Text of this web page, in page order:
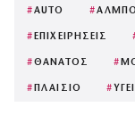
#AUTO #
# ΕΠΙΧΕΙΡΗΣΕΙΣ
#ΘΑΝΑΤΟΣ #
# ΠΛΑΙΣΙΟ #